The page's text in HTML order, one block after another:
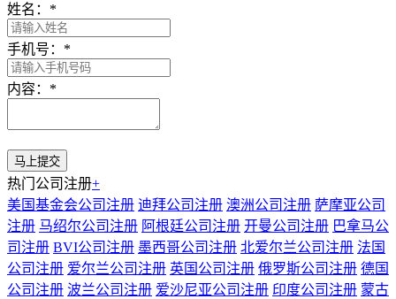
姓名： *
手机号： *
内容： *
热门公司注册+
美国基金会公司注册 迪拜公司注册 澳洲公司注册 萨摩亚公司
注册 马绍尔公司注册 阿根廷公司注册 开曼公司注册 巴拿马公
司注册 BVI公司注册 墨西哥公司注册 北爱尔兰公司注册 法国
公司注册 爱尔兰公司注册 英国公司注册 俄罗斯公司注册 德国
公司注册 波兰公司注册 爱沙尼亚公司注册 印度公司注册 蒙古